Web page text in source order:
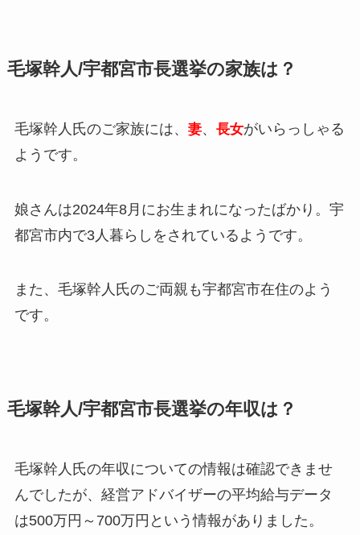
毛塚幹人/宇都宮市長選挙の家族は？
毛塚幹人氏のご家族には、 妻、 長女がいらっしゃる
ようです。
娘さんは2024年8月にお生まれになったばかり。宇
都宮市内で3人暮らしをされているようです。
また、毛塚幹人氏のご両親も宇都宮市在住のよう
です。
毛塚幹人/宇都宮市長選挙の年収は？
毛塚幹人氏の年収についての情報は確認できませ
んでしたが、経営アドバイザーの平均給与データ
は500万円～700万円という情報がありました。